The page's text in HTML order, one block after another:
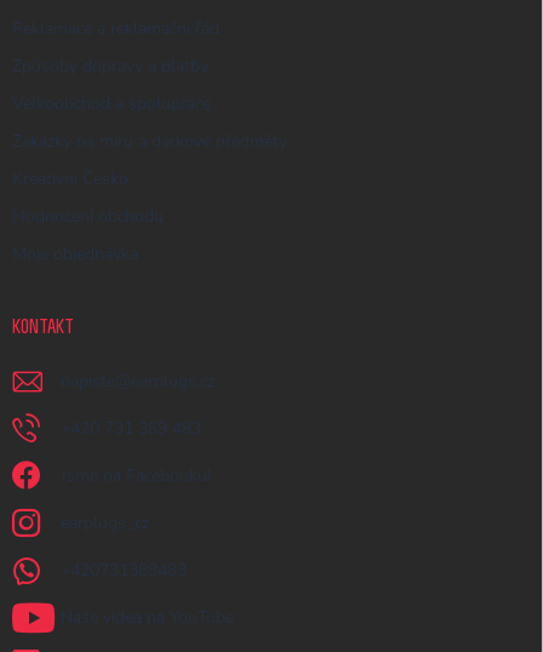
Reklamace a reklamační řád
Způsoby dopravy a platby
Velkoobchod a spolupráce
Zakázky na míru a dárkové předměty
Kreativní Česko
Hodnocení obchodu
Moje objednávka
KONTAKT
napiste @ earplugs.cz
+420 731 389 483
Jsme na Facebooku!
earplugs_cz
+420731389483
Naše videa na YouTube